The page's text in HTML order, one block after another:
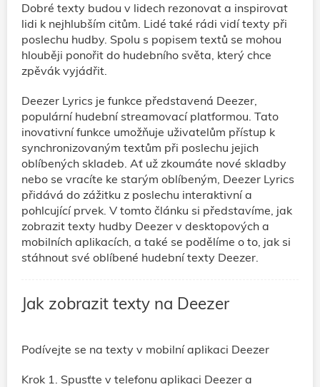
Dobré texty budou v lidech rezonovat a inspirovat
lidi k nejhlubším citům. Lidé také rádi vidí texty při
poslechu hudby. Spolu s popisem textů se mohou
hlouběji ponořit do hudebního světa, který chce
zpěvák vyjádřit.
Deezer Lyrics je funkce představená Deezer,
populární hudební streamovací platformou. Tato
inovativní funkce umožňuje uživatelům přístup k
synchronizovaným textům při poslechu jejich
oblíbených skladeb. Ať už zkoumáte nové skladby
nebo se vracíte ke starým oblíbeným, Deezer Lyrics
přidává do zážitku z poslechu interaktivní a
pohlcující prvek. V tomto článku si představíme, jak
zobrazit texty hudby Deezer v desktopových a
mobilních aplikacích, a také se podělíme o to, jak si
stáhnout své oblíbené hudební texty Deezer.
Jak zobrazit texty na Deezer
Podívejte se na texty v mobilní aplikaci Deezer
Krok 1. Spusťte v telefonu aplikaci Deezer a